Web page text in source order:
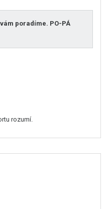
poradíme. PO-PÁ
rozumí.